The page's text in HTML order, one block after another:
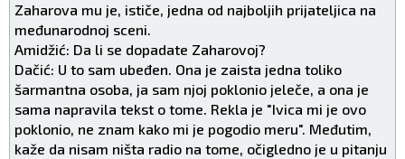
Zaharova mu je, ističe, jedna od najboljih prijateljica na
međunarodnoj sceni.
Amidžić: Da li se dopadate Zaharovoj?
Dačić: U to sam ubeđen. Ona je zaista jedna toliko
šarmantna osoba, ja sam njoj poklonio jeleče, a ona je
sama napravila tekst o tome. Rekla je "Ivica mi je ovo
poklonio, ne znam kako mi je pogodio meru". Međutim,
kaže da nisam ništa radio na tome, očigledno je u pitanju